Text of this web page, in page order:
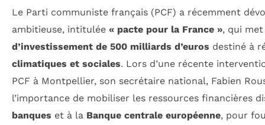
Le Parti communiste français (PCF) a récemment
ambitieuse, intitulée « pacte pour la France », qui
d’investissement de 500 milliards d’euros destiné à
climatiques et sociales. Lors d’une récente
PCF à Montpellier, son secrétaire national, Fabien
l’importance de mobiliser les ressources financières
banques et à la Banque centrale européenne, pour